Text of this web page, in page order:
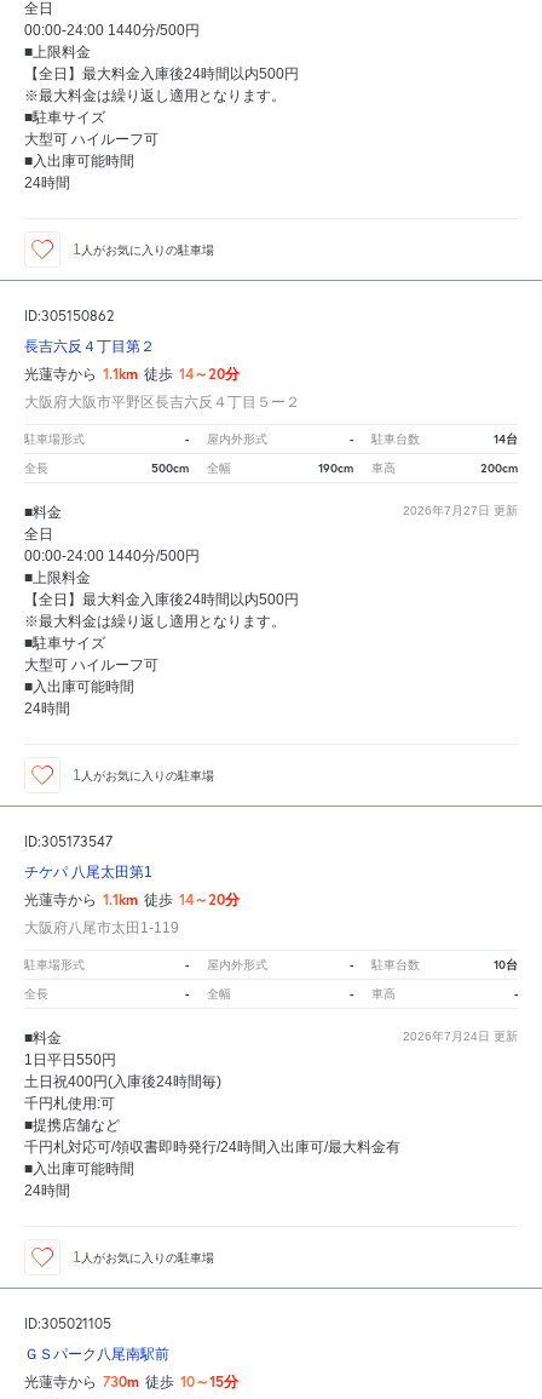
全日
00:00-24:00 1440分/500円
■上限料金
【全日】最大料金入庫後24時間以内500円
※最大料金は繰り返し適用となります。
■駐車サイズ
大型可 ハイルーフ可
■入出庫可能時間
24時間
1 人がお気に入りの駐車場
ID:305150862
長吉六反４丁目第２
光蓮寺から 1.1km 徒歩 14～20分
大阪府大阪市平野区長吉六反４丁目５ー２
駐車場形式 - 屋内外形式 - 駐車台数 14台
全長 500cm 全幅 190cm 車高 200cm
2026年7月27日 更新
■料金
全日
00:00-24:00 1440分/500円
■上限料金
【全日】最大料金入庫後24時間以内500円
※最大料金は繰り返し適用となります。
■駐車サイズ
大型可 ハイルーフ可
■入出庫可能時間
24時間
1 人がお気に入りの駐車場
ID:305173547
チケパ 八尾太田第1
光蓮寺から 1.1km 徒歩 14～20分
大阪府八尾市太田1-119
駐車場形式 - 屋内外形式 - 駐車台数 10台
全長 - 全幅 - 車高 -
2026年7月24日 更新
■料金
1日平日550円
土日祝400円(入庫後24時間毎)
千円札使用:可
■提携店舗など
千円札対応可/領収書即時発行/24時間入出庫可/最大料金有
■入出庫可能時間
24時間
1 人がお気に入りの駐車場
ID:305021105
ＧＳパーク八尾南駅前
光蓮寺から 730m 徒歩 10～15分